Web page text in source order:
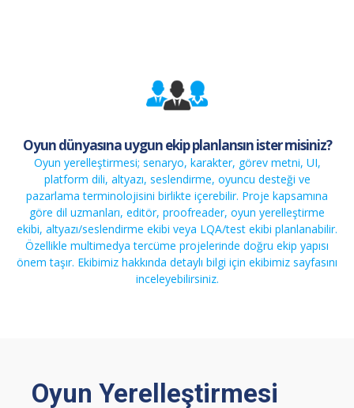
Oyun dünyasına uygun ekip planlansın ister misiniz?
Oyun yerelleştirmesi; senaryo, karakter, görev metni, UI,
platform dili, altyazı, seslendirme, oyuncu desteği ve
pazarlama terminolojisini birlikte içerebilir. Proje kapsamına
göre dil uzmanları, editör, proofreader, oyun yerelleştirme
ekibi, altyazı/seslendirme ekibi veya LQA/test ekibi planlanabilir.
Özellikle multimedya tercüme projelerinde doğru ekip yapısı
önem taşır. Ekibimiz hakkında detaylı bilgi için ekibimiz sayfasını
inceleyebilirsiniz.
Oyun Yerelleştirmesi